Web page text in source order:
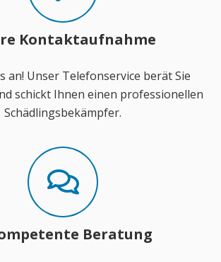
Kontaktaufnahme
an! Unser Telefonservice berät Sie
schickt Ihnen einen professionellen
Schädlingsbekämpfer.
Beratung